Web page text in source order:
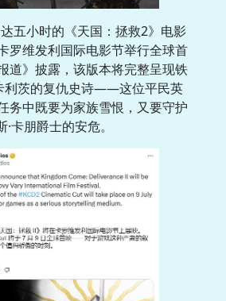
五小时的《天国：拯救2》电影
罗维发利国际电影节举行全球首
道》披露，该版本将完整呈现铁
利茨的复仇史诗——这位平民英
务中既要为家族雪恨，又要守护
·卡朋爵士的安危。